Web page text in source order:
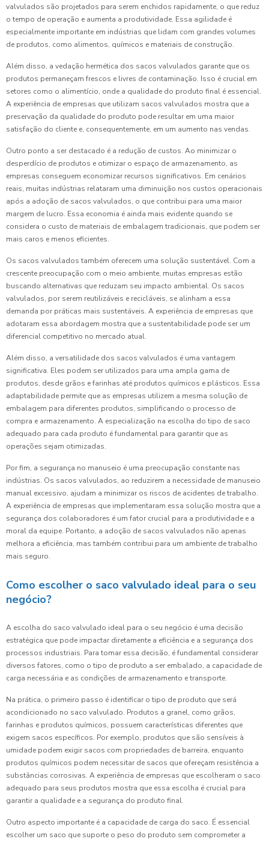
valvulados são projetados para serem enchidos rapidamente, o que reduz
o tempo de operação e aumenta a produtividade. Essa agilidade é
especialmente importante em indústrias que lidam com grandes volumes
de produtos, como alimentos, químicos e materiais de construção.
Além disso, a vedação hermética dos sacos valvulados garante que os
produtos permaneçam frescos e livres de contaminação. Isso é crucial em
setores como o alimentício, onde a qualidade do produto final é essencial.
A experiência de empresas que utilizam sacos valvulados mostra que a
preservação da qualidade do produto pode resultar em uma maior
satisfação do cliente e, consequentemente, em um aumento nas vendas.
Outro ponto a ser destacado é a redução de custos. Ao minimizar o
desperdício de produtos e otimizar o espaço de armazenamento, as
empresas conseguem economizar recursos significativos. Em cenários
reais, muitas indústrias relataram uma diminuição nos custos operacionais
após a adoção de sacos valvulados, o que contribui para uma maior
margem de lucro. Essa economia é ainda mais evidente quando se
considera o custo de materiais de embalagem tradicionais, que podem ser
mais caros e menos eficientes.
Os sacos valvulados também oferecem uma solução sustentável. Com a
crescente preocupação com o meio ambiente, muitas empresas estão
buscando alternativas que reduzam seu impacto ambiental. Os sacos
valvulados, por serem reutilizáveis e recicláveis, se alinham a essa
demanda por práticas mais sustentáveis. A experiência de empresas que
adotaram essa abordagem mostra que a sustentabilidade pode ser um
diferencial competitivo no mercado atual.
Além disso, a versatilidade dos sacos valvulados é uma vantagem
significativa. Eles podem ser utilizados para uma ampla gama de
produtos, desde grãos e farinhas até produtos químicos e plásticos. Essa
adaptabilidade permite que as empresas utilizem a mesma solução de
embalagem para diferentes produtos, simplificando o processo de
compra e armazenamento. A especialização na escolha do tipo de saco
adequado para cada produto é fundamental para garantir que as
operações sejam otimizadas.
Por fim, a segurança no manuseio é uma preocupação constante nas
indústrias. Os sacos valvulados, ao reduzirem a necessidade de manuseio
manual excessivo, ajudam a minimizar os riscos de acidentes de trabalho.
A experiência de empresas que implementaram essa solução mostra que a
segurança dos colaboradores é um fator crucial para a produtividade e a
moral da equipe. Portanto, a adoção de sacos valvulados não apenas
melhora a eficiência, mas também contribui para um ambiente de trabalho
mais seguro.
Como escolher o saco valvulado ideal para o seu
negócio?
A escolha do saco valvulado ideal para o seu negócio é uma decisão
estratégica que pode impactar diretamente a eficiência e a segurança dos
processos industriais. Para tomar essa decisão, é fundamental considerar
diversos fatores, como o tipo de produto a ser embalado, a capacidade de
carga necessária e as condições de armazenamento e transporte.
Na prática, o primeiro passo é identificar o tipo de produto que será
acondicionado no saco valvulado. Produtos a granel, como grãos,
farinhas e produtos químicos, possuem características diferentes que
exigem sacos específicos. Por exemplo, produtos que são sensíveis à
umidade podem exigir sacos com propriedades de barreira, enquanto
produtos químicos podem necessitar de sacos que ofereçam resistência a
substâncias corrosivas. A experiência de empresas que escolheram o saco
adequado para seus produtos mostra que essa escolha é crucial para
garantir a qualidade e a segurança do produto final.
Outro aspecto importante é a capacidade de carga do saco. É essencial
escolher um saco que suporte o peso do produto sem comprometer a